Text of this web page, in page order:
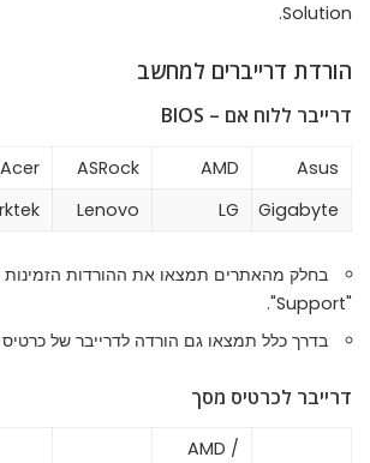
Solution.
הורדת דרייברים למחשב
דרייבר ללוח אם – BIOS
Asus
AMD
ASRock
Acer
Gigabyte
LG
Lenovo
בחלק מהאתרים תמצאו את ההורדות הזמינות
"Support".
בדרך כלל תמצאו גם הורדה לדרייבר של
דרייבר לכרטיס מסך
AMD /